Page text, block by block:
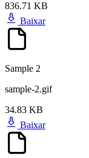
836.71 KB
Baixar
Sample 2
sample-2.gif
34.83 KB
Baixar